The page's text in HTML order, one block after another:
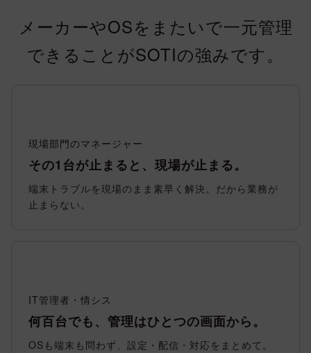
メーカーやOSをまたいで一元管理
できることがSOTIの強みです。
現場部門のマネージャー
その1台が止まると、現場が止まる。
端末トラブルを現場のまま素早く解決。だから業務が
止まらない。
IT管理者・情シス
何百台でも、管理はひとつの画面から。
OSも端末も問わず、設定・配信・対応をまとめて。